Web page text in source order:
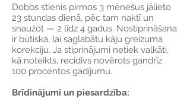
Dobbs stienis pirmos 3 mēnešus jālieto
23 stundas dienā, pēc tam naktī un
snaužot — 2 līdz 4 gadus. Nostiprināšana
ir būtiska, lai saglabātu kāju greizuma
korekciju. Ja stiprinājumi netiek valkāti,
kā noteikts, recidīvs novērots gandrīz
100 procentos gadījumu.
Brīdinājumi un piesardzība: